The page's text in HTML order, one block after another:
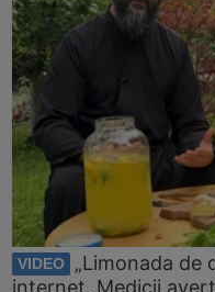
VIDEO
„Limonada de
internet. Medicii